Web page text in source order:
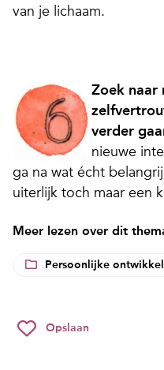
van je lichaam.
Zoek naar
verder
nieuwe
ga na wat écht
uiterlijk toch maar een
Meer lezen over dit
Persoonlijke
Opslaan